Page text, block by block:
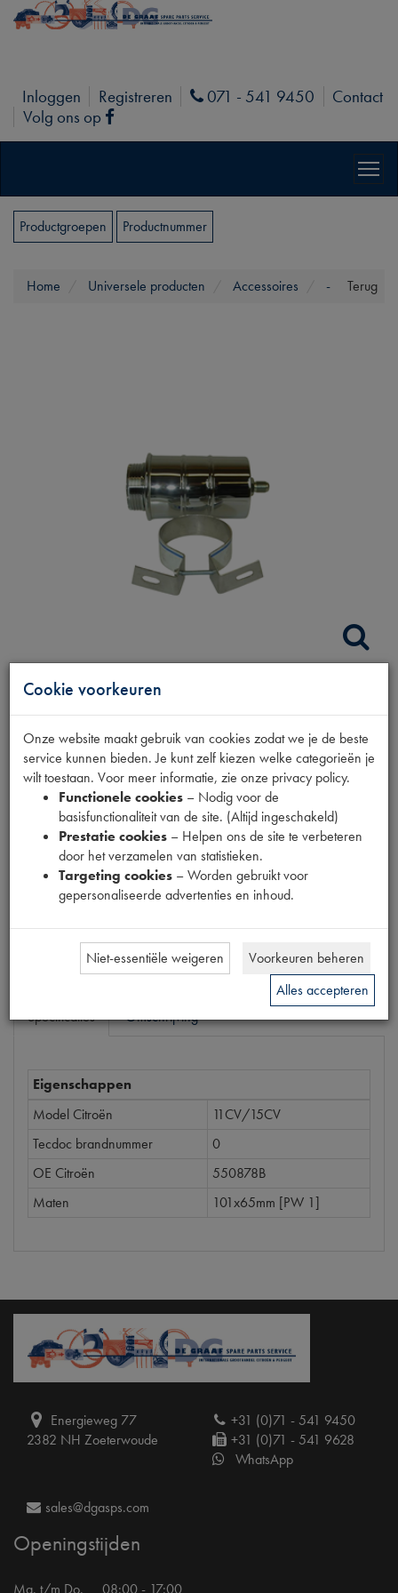
Inloggen Registreren Phone
071 - 541 9450
Contact
Volg ons op
Facebook
Productgroepen Productnummer
Terug
Home Universele producten Accessoires -
REMVLOEISTOF
RESERVBLIK CHROOM
Productnummer
6910010
159,42 (€ 131 , 75excl. btw)
Specificaties Omschrijving
Eigenschappen
Model Citroën
11CV/15CV
Tecdoc brandnummer
0
OE Citroën
550878B
Maten
101x65mm [PW 1]
Energieweg 77
2382 NH Zoeterwoude
+31 (0)71 - 541 9450
+31 (0)71 - 541 9628
WhatsApp
sales@dgasps.com
Openingstijden
Ma. t/m Do. 08:00 - 17:00
Cookie voorkeuren
Onze website maakt gebruik van cookies zodat we je de beste
service kunnen bieden. Je kunt zelf kiezen welke categorieën je
wilt toestaan. Voor meer informatie, zie onze privacy policy.
Functionele cookies – Nodig voor de
basisfunctionaliteit van de site. (Altijd ingeschakeld)
Prestatie cookies – Helpen ons de site te verbeteren
door het verzamelen van statistieken.
Targeting cookies – Worden gebruikt voor
gepersonaliseerde advertenties en inhoud.
Niet-essentiële weigeren
Voorkeuren beheren
Alles accepteren